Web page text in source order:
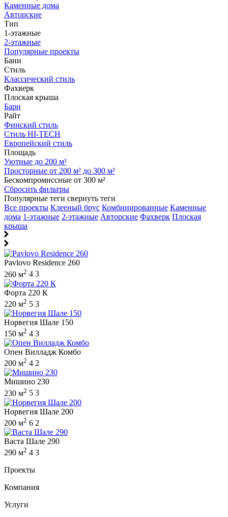
Каменные дома
Авторские
Тип
1-этажные
2-этажные
Популярные проекты
Бани
Стиль
Классический стиль
Фахверк
Плоская крыша
Барн
Райт
Финский стиль
Стиль HI-TECH
Европейский стиль
Площадь
Уютные до 200 м²
Просторные от 200 м² до 300 м²
Бескомпромиссные от 300 м²
Сбросить фильтры
Популярные теги свернуть теги
Все проекты Клееный брус Комбинированные Каменные
дома 1-этажные 2-этажные Авторские Фахверк Плоская
крыша
Pavlovo Residence 260
260 м2 4 3
Форта 220 К
220 м2 5 3
Норвегия Шале 150
150 м2 4 3
Опен Вилладж Комбо
200 м2 4 2
Мишино 230
230 м2 5 3
Норвегия Шале 200
200 м2 6 2
Васта Шале 290
290 м2 4 3
Проекты
Компания
Услуги